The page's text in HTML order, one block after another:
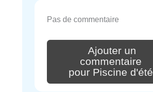
Pas de commentaire
Ajouter un
commentaire
pour Piscine d'été